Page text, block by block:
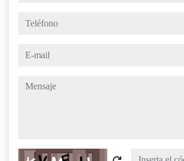
teléfono
e-mail
mensaje
Captcha